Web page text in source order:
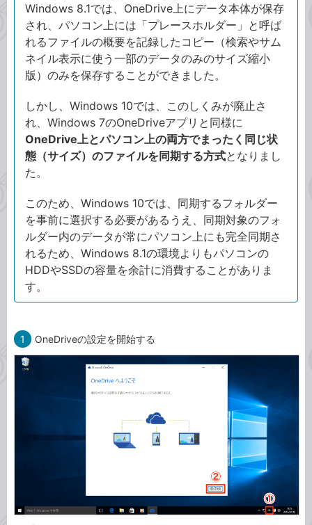
Windows 8.1では、OneDrive上にデータ本体が保存
され、パソコン上には「プレースホルダー」と呼ば
れるファイルの概要を記録したコピー（検索やサム
ネイル表示に使う一部のデータのみのサイズ縮小
版）のみを保存することができました。
しかし、Windows 10では、このしくみが廃止さ
れ、Windows 7のOneDriveアプリと同様に
OneDrive上とパソコン上の両方でまったく同じ状
態（サイズ）のファイルを同期する方式となりまし
た。
このため、Windows 10では、同期するフォルダー
を事前に選択する必要があるうえ、同期対象のフォ
ルダー内のデータが常にパソコン上にも完全同期さ
れるため、Windows 8.1の環境よりもパソコンの
HDDやSSDの容量を余計に消費することがありま
す。
1 OneDriveの設定を開始する